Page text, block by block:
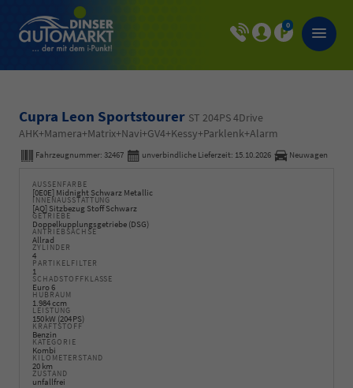
0
Cupra Leon Sportstourer ST 204PS 4Drive
AHK+Mamera+Matrix+Navi+GV4+Kessy+Parklenk+Alarm
Fahrzeugnummer: 32467 unverbindliche Lieferzeit: 15.10.2026 Neuwagen
AUSSENFARBE
[0E0E] Midnight Schwarz Metallic
INNENAUSSTATTUNG
[AQ] Sitzbezug Stoff Schwarz
GETRIEBE
Doppelkupplungsgetriebe (DSG)
ANTRIEBSACHSE
Allrad
ZYLINDER
4
PARTIKELFILTER
1
SCHADSTOFFKLASSE
Euro 6
HUBRAUM
1.984 ccm
LEISTUNG
150 kW (204 PS)
KRAFTSTOFF
Benzin
KATEGORIE
Kombi
KILOMETERSTAND
20 km
ZUSTAND
unfallfrei